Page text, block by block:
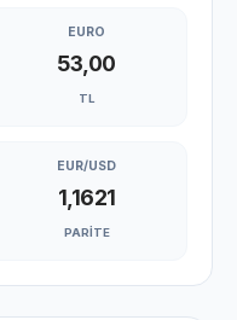
EURO
53,00
TL
EUR/USD
1,1621
PARITE